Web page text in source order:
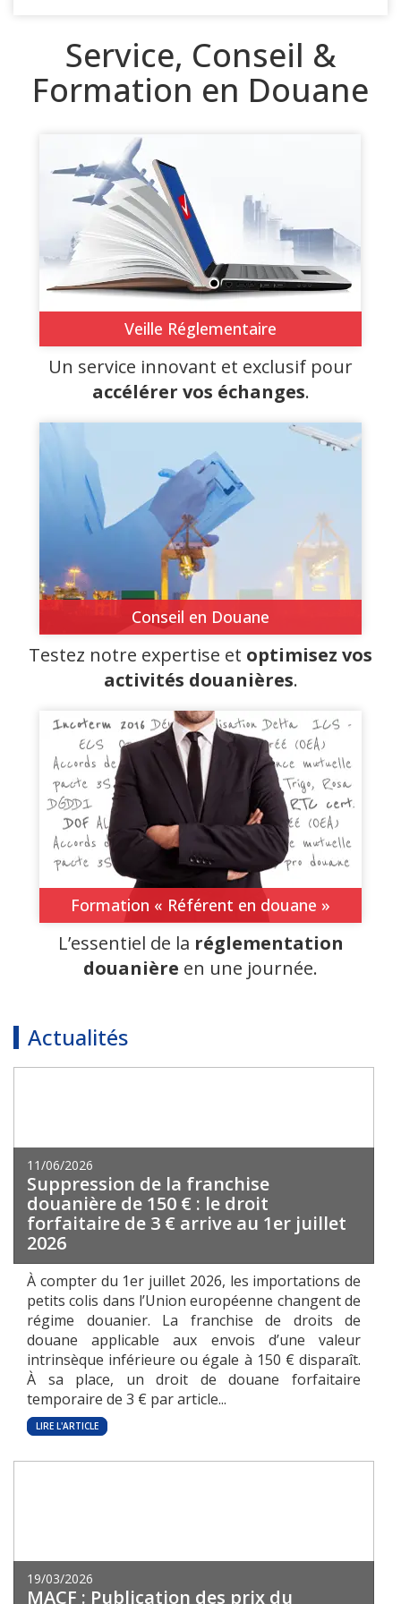
Service, Conseil &
Formation en Douane
Veille Réglementaire
Un service innovant et exclusif pour
accélérer vos échanges.
Conseil en Douane
Testez notre expertise et optimisez vos
activités douanières.
Formation « Référent en douane »
L’essentiel de la réglementation
douanière en une journée.
Actualités
11/06/2026
Suppression de la franchise
douanière de 150 € : le droit
forfaitaire de 3 € arrive au 1er juillet
2026
À compter du 1er juillet 2026, les importations de
petits colis dans l’Union européenne changent de
régime douanier. La franchise de droits de
douane applicable aux envois d’une valeur
intrinsèque inférieure ou égale à 150 € disparaît.
À sa place, un droit de douane forfaitaire
temporaire de 3 € par article...
LIRE L'ARTICLE
19/03/2026
MACF : Publication des prix du